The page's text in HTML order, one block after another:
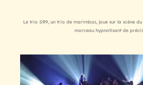
Le trio SR9, un trio de marimbas, joue sur la scène du
morceau hypnotisant de